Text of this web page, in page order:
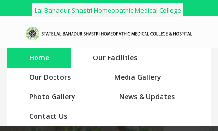
Lal Bahadur Shastri Homeopathic Medical College
Home Our Facilities
Our Doctors Media Gallery
Photo Gallery News & Updates
Contact Us